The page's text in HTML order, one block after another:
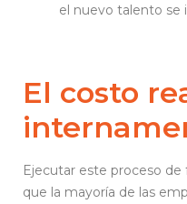
el nuevo talento se
El costo
Ejecutar este proceso
que la mayoría de las